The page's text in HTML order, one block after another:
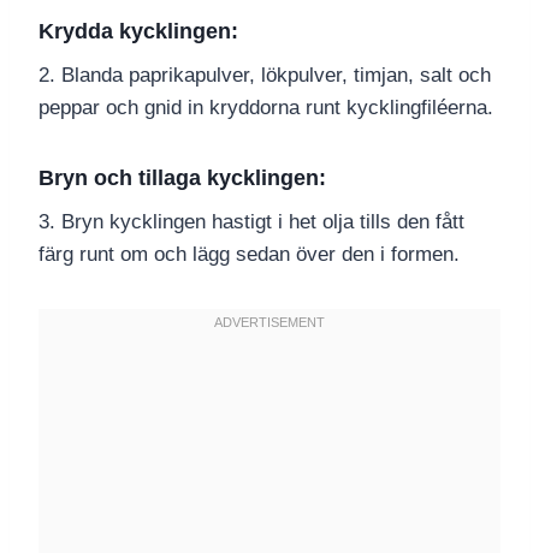
Krydda kycklingen:
2. Blanda paprikapulver, lökpulver, timjan, salt och
peppar och gnid in kryddorna runt kycklingfiléerna.
Bryn och tillaga kycklingen:
3. Bryn kycklingen hastigt i het olja tills den fått
färg runt om och lägg sedan över den i formen.